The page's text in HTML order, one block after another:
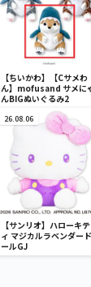
【ちいかわ】【Cサメわ
ん】mofusand サメに
んBIGぬいぐるみ2
26.08.06
【サンリオ】ハローキテ
ィ マジカルラベンダード
ールGJ